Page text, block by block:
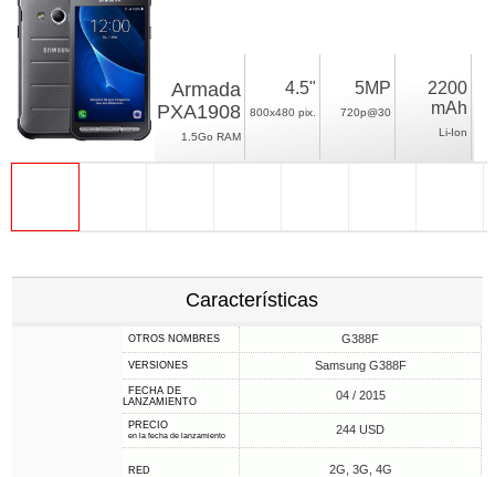
Armada
PXA1908
1.5Go RAM
4.5"
800x480 pix.
5MP
720p@30
2200
mAh
Li-Ion
Características
OTROS NOMBRES G388F
VERSIONES Samsung G388F
FECHA DE
LANZAMIENTO
04 / 2015
PRECIO
en la fecha de lanzamiento 244 USD
RED 2G, 3G, 4G